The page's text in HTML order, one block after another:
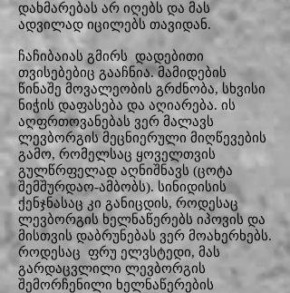
დახმარებას არ იღებს და მას
ადვილად იცილებს თავიდან.
ჩაჩიბაიას გმირს დადებითი
თვისებებიც გააჩნია. მამიდების
წინაშე მოვალეობის გრძნობა, სხვისი
ნიჭის დაფასება და აღიარება. ის
აღფრთოვანებას ვერ მალავს
ლევბორგის მეცნიერული მიღწევების
გამო, რომელსაც ყოველთვის
გულწრფელად აღნიშნავს (ცოტა
შემშურდაო-ამბობს). სინიდისის
ქენჯნასაც კი განიცდის, როდესაც
ლევბორგის ხელნაწერებს იპოვის და
მისთვის დაბრუნებას ვერ მოახერხებს.
როდესაც ფრუ ელვსტედი, მას
გარდაცვლილი ლევბორგის
შემორჩენილი ხელნაწერების